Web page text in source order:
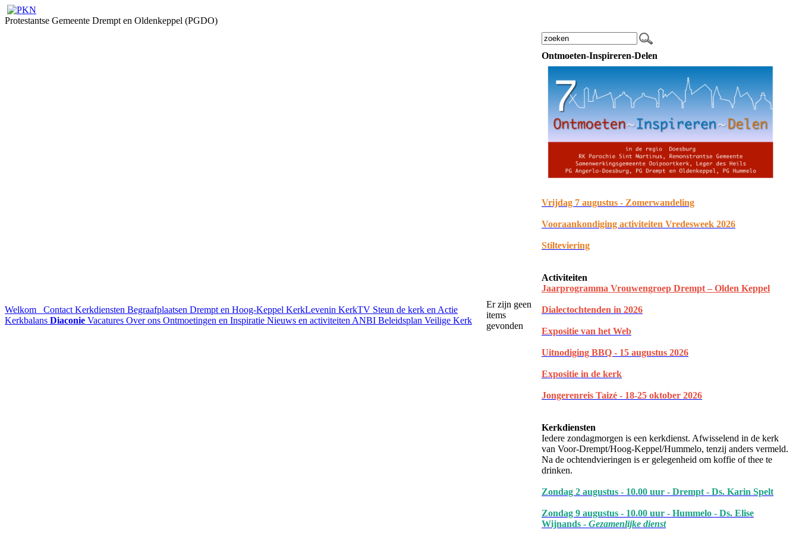
Protestantse Gemeente Drempt en Oldenkeppel (PGDO)
Welkom Contact Kerkdiensten Begraafplaatsen Drempt en Hoog-Keppel KerkLevenin KerkTV Steun de kerk en Actie
Kerkbalans Diaconie Vacatures Over ons Ontmoetingen en Inspiratie Nieuws en activiteiten ANBI Beleidsplan Veilige Kerk
Er zijn geen
items
gevonden
Ontmoeten-Inspireren-Delen
Vrijdag 7 augustus - Zomerwandeling
Vooraankondiging activiteiten Vredesweek 2026
Stilteviering
Activiteiten
Jaarprogramma Vrouwengroep Drempt – Olden Keppel
Dialectochtenden in 2026
Expositie van het Web
Uitnodiging BBQ - 15 augustus 2026
Expositie in de kerk
Jongerenreis Taizé - 18-25 oktober 2026
Kerkdiensten
Iedere zondagmorgen is een kerkdienst. Afwisselend in de kerk
van Voor-Drempt/Hoog-Keppel/Hummelo, tenzij anders vermeld.
Na de ochtendvieringen is er gelegenheid om koffie of thee te
drinken.
Zondag 2 augustus - 10.00 uur - Drempt - Ds. Karin Spelt
Zondag 9 augustus - 10.00 uur - Hummelo - Ds. Elise
Wijnands - Gezamenlijke dienst